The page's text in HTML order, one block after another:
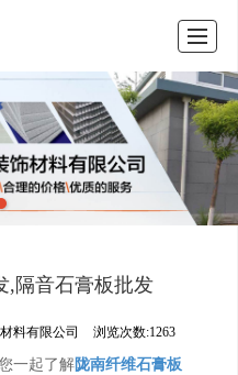
图库展示 联系我们 LBS
,隔音石膏板批发
料有限公司 浏览次数:1263
一起了解陇南纤维石膏板